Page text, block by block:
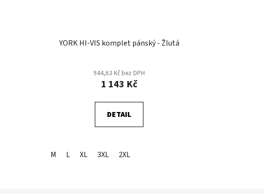
YORK HI-VIS komplet pánský - Žlutá
944,63 Kč bez DPH
1 143 Kč
DETAIL
M L XL 3XL 2XL